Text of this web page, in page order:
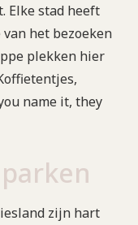
Elke stad heeft
het bezoeken
plekken hier
name it, they
zijn hart